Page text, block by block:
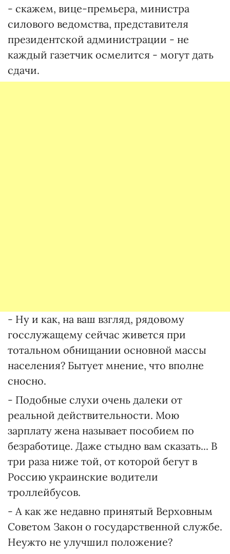
- скажем, вице-премьера, министра
силового ведомства, представителя
президентской администрации - не
каждый газетчик осмелится - могут дать
сдачи.
- Ну и как, на ваш взгляд, рядовому
госслужащему сейчас живется при
тотальном обнищании основной массы
населения? Бытует мнение, что вполне
сносно.
- Подобные слухи очень далеки от
реальной действительности. Мою
зарплату жена называет пособием по
безработице. Даже стыдно вам сказать... В
три раза ниже той, от которой бегут в
Россию украинские водители
троллейбусов.
- А как же недавно принятый Верховным
Советом Закон о государственной службе.
Неужто не улучшил положение?